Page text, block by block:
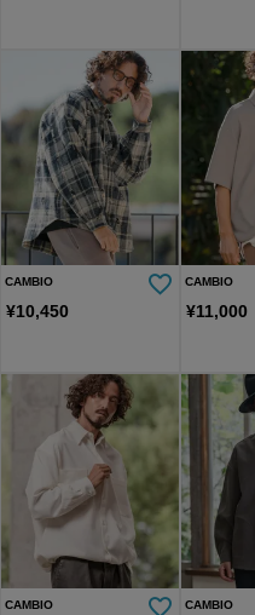
CAMBIO
¥10,450
CAMBIO
¥11,000
CAMBIO CAMBIO